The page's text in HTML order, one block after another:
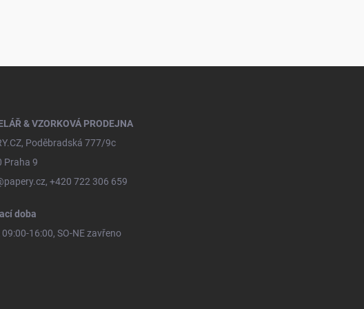
& VZORKOVÁ PRODEJNA
Poděbradská 777/9c
Praha 9
+420 722 306 659
doba
09:00-16:00, SO-NE zavřeno